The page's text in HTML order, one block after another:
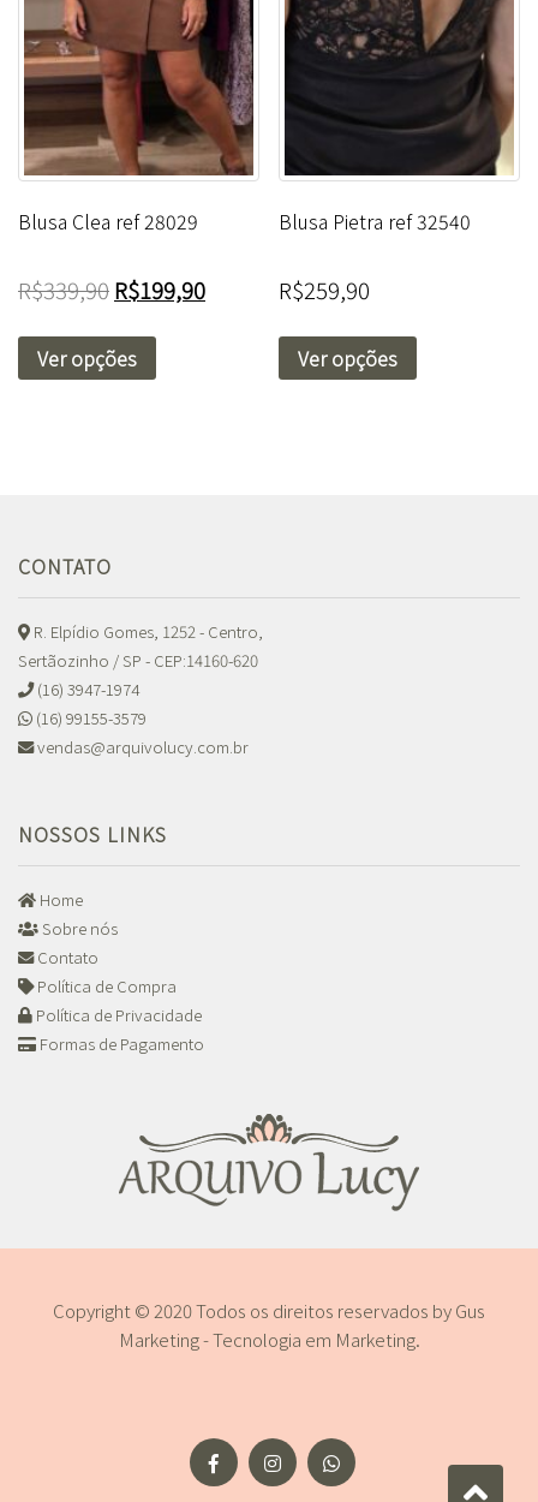
Blusa Clea ref 28029
R$339,90R$199,90
Ver opções
Blusa Pietra ref 32540
R$259,90
Ver opções
CONTATO
R. Elpídio Gomes, 1252 - Centro,
Sertãozinho / SP - CEP:14160-620
(16) 3947-1974
(16) 99155-3579
vendas@arquivolucy.com.br
NOSSOS LINKS
Home
Sobre nós
Contato
Política de Compra
Política de Privacidade
Formas de Pagamento
Copyright © 2020 Todos os direitos reservados byGus
Marketing - Tecnologia em Marketing.